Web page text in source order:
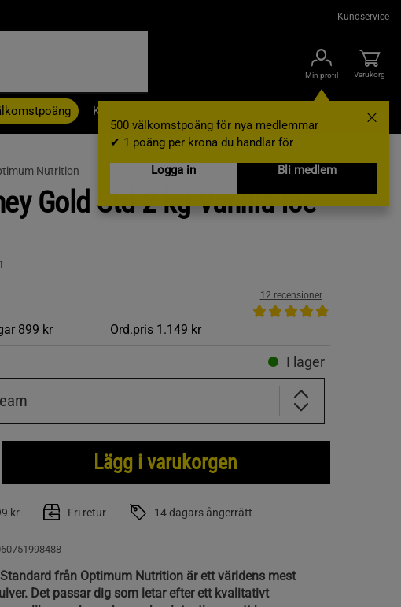
Kundservice
Min profil
500 välkomstpoäng för nya medlemmar
✔ 1 poäng per krona du handlar för
Logga in
Bli medlem
Varukorg
Kampanjer
Nutrition
Gold Std 2 kg Vanilla Ice
899 kr Ord.pris 1.149 kr
12 recensioner
I lager
Lägg i varukorgen
kr Fri retur 14 dagars ångerrätt
från Optimum Nutrition är ett världens mest
Det passar dig som letar efter ett kvalitativt